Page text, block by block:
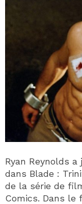
Ryan Reynolds
dans Blade :
de la série de
Comics. Dans le